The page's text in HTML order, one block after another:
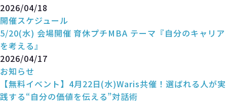
2026/04/18
開催スケジュール
5/20(水) 会場開催 育休プチMBA テーマ『自分のキャリア
を考える』
2026/04/17
お知らせ
【無料イベント】4月22日(水)Waris共催！選ばれる人が実
践する“自分の価値を伝える”対話術